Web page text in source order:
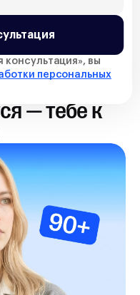
консультация», вы
персональных
— тебе к